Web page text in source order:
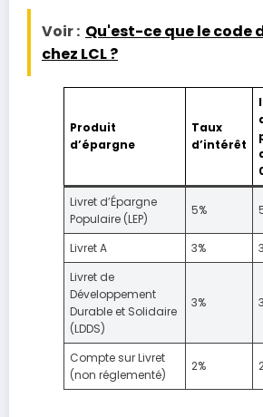
Voir : Qu'est-ce que le code
chez LCL ?
Produit
d’épargne
Taux
d’intérêt
Livret d’Épargne
Populaire (LEP)
5%
Livret A 3%
Livret de
Développement
Durable et Solidaire
(LDDS)
3%
Compte sur Livret
(non réglementé)
2%